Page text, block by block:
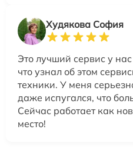
Худякова София
Это лучший сервис у
что узнал об этом
техники. У меня
даже испугался, что
Сейчас работает как
место!